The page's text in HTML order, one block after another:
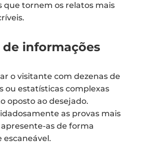
que tornem os relatos mais
de informações
o visitante com dezenas de
ou estatísticas complexas
oposto ao desejado.
as provas mais
as de forma
escaneável.